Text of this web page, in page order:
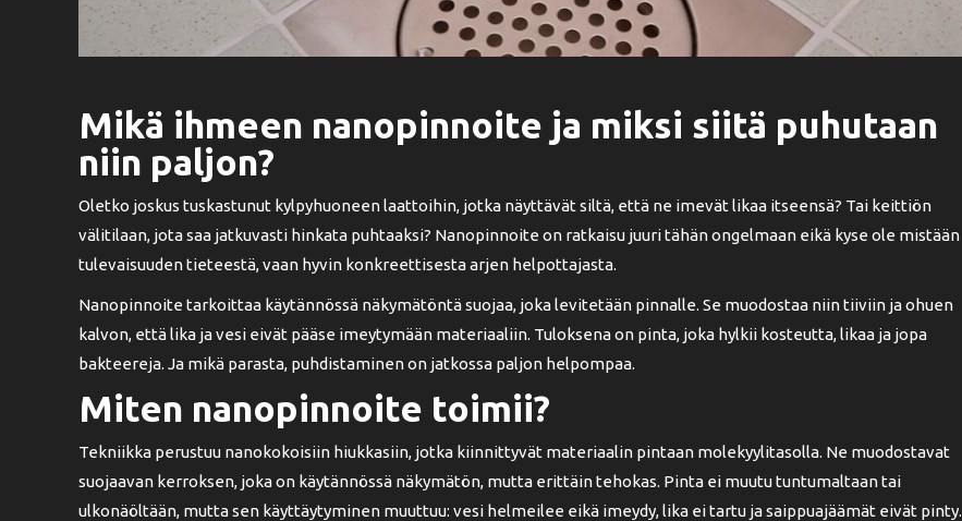
Mikä ihmeen nanopinnoite ja miksi siitä puhutaan
niin paljon?
Oletko joskus tuskastunut kylpyhuoneen laattoihin, jotka näyttävät siltä, että ne imevät likaa itseensä? Tai keittiön
välitilaan, jota saa jatkuvasti hinkata puhtaaksi? Nanopinnoite on ratkaisu juuri tähän ongelmaan eikä kyse ole mistään
tulevaisuuden tieteestä, vaan hyvin konkreettisesta arjen helpottajasta.
Nanopinnoite tarkoittaa käytännössä näkymätöntä suojaa, joka levitetään pinnalle. Se muodostaa niin tiiviin ja ohuen
kalvon, että lika ja vesi eivät pääse imeytymään materiaaliin. Tuloksena on pinta, joka hylkii kosteutta, likaa ja jopa
bakteereja. Ja mikä parasta, puhdistaminen on jatkossa paljon helpompaa.
Miten nanopinnoite toimii?
Tekniikka perustuu nanokokoisiin hiukkasiin, jotka kiinnittyvät materiaalin pintaan molekyylitasolla. Ne muodostavat
suojaavan kerroksen, joka on käytännössä näkymätön, mutta erittäin tehokas. Pinta ei muutu tuntumaltaan tai
ulkonäöltään, mutta sen käyttäytyminen muuttuu: vesi helmeilee eikä imeydy, lika ei tartu ja saippuajäämät eivät pinty.